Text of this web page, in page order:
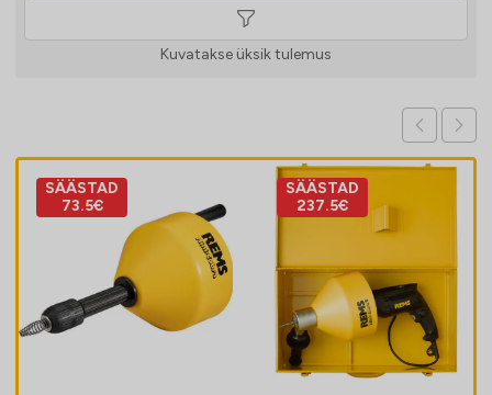
Kuvatakse üksik tulemus
SÄÄSTAD
73.5€
SÄÄSTAD
237.5€